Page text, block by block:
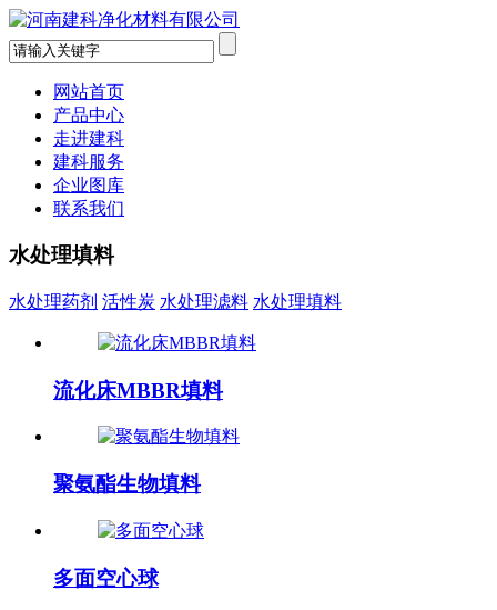
网站首页
产品中心
走进建科
建科服务
企业图库
联系我们
水处理填料
水处理药剂 活性炭 水处理滤料 水处理填料
流化床MBBR填料
聚氨酯生物填料
多面空心球